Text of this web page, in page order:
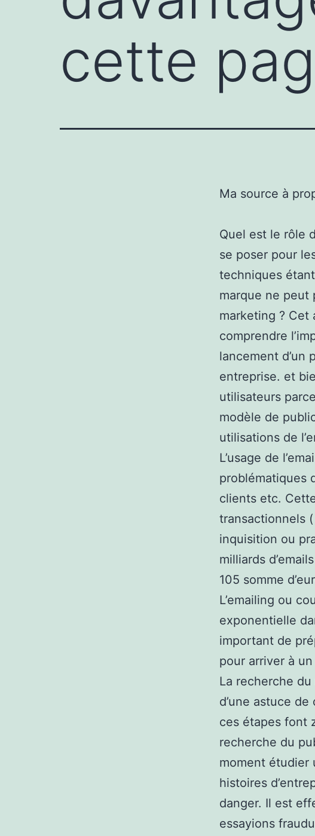
cette
Ma source à
Quel est le rôle
se poser pour
techniques
marque ne peut
marketing ? Cet
comprendre
lancement d’un
entreprise. et
utilisateurs
modèle de
utilisations de
L’usage de
problématiques
clients etc.
transactionnels
inquisition ou
milliards
105 somme
L’emailing ou
exponentielle
important de
pour arriver à
La recherche
d’une astuce
ces étapes font
recherche du
moment étudier
histoires
danger. Il est
essayions